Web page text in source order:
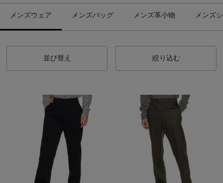
メンズウェア メンズバッグ メンズ革小物 メンズ
並び替え 絞り込む